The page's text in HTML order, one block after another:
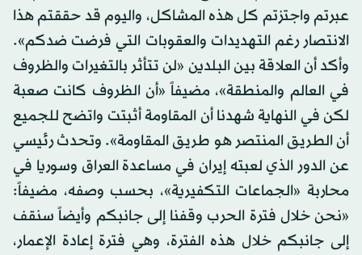
عبرتم واجتزتم كل هذه المشاكل، واليوم قد حققتم هذا
الانتصار رغم التهديدات والعقوبات التي فرضت ضدكم».
وأكد أن العلاقة بين البلدين «لن تتأثر بالتغيرات والظروف
في العالم والمنطقة»، مضيفاً «أن الظروف كانت صعبة
لكن في النهاية شهدنا أن المقاومة أثبتت واتضح للجميع
أن الطريق المنتصر هو طريق المقاومة». وتحدث رئيسي
عن الدور الذي لعبته إيران في مساعدة العراق وسوريا في
محاربة «الجماعات التكفيرية»، بحسب وصفه، مضيفاً:
«نحن خلال فترة الحرب وقفنا إلى جانبكم وأيضاً سنقف
إلى جانبكم خلال هذه الفترة، وهي فترة إعادة الإعمار،